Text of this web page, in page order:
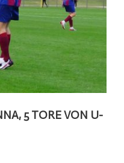
5 TORE VON U-